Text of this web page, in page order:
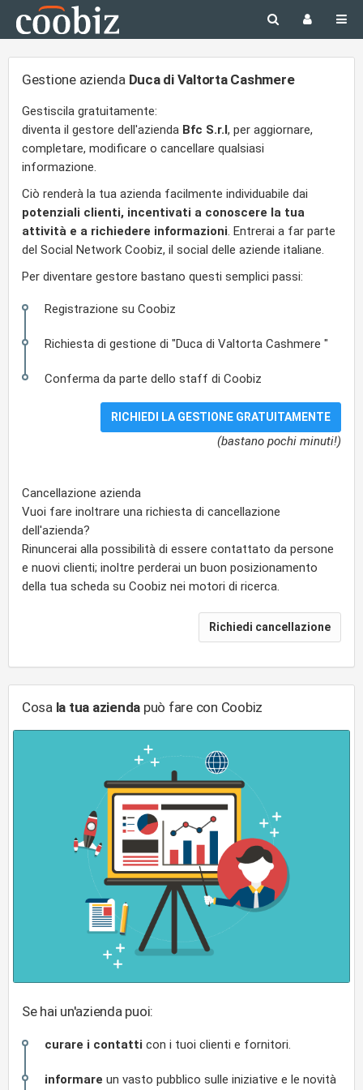
Gestione azienda Duca di Valtorta Cashmere
Gestiscila gratuitamente:
diventa il gestore dell'azienda Bfc S.r.l, per aggiornare,
completare, modificare o cancellare qualsiasi
informazione.
Ciò renderà la tua azienda facilmente individuabile dai
potenziali clienti, incentivati a conoscere la tua
attività e a richiedere informazioni. Entrerai a far parte
del Social Network Coobiz, il social delle aziende italiane.
Per diventare gestore bastano questi semplici passi:
Registrazione su Coobiz
Richiesta di gestione di "Duca di Valtorta Cashmere "
Conferma da parte dello staff di Coobiz
(bastano pochi minuti!)
Cancellazione azienda
Vuoi fare inoltrare una richiesta di cancellazione
dell'azienda?
Rinuncerai alla possibilità di essere contattato da persone
e nuovi clienti; inoltre perderai un buon posizionamento
della tua scheda su Coobiz nei motori di ricerca.
Cosa la tua azienda può fare con Coobiz
Se hai un'azienda puoi:
curare i contatti con i tuoi clienti e fornitori.
informare un vasto pubblico sulle iniziative e le novità